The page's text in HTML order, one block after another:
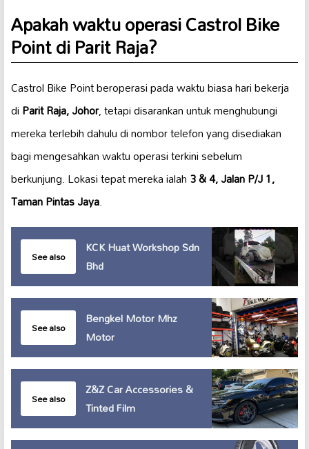
Apakah waktu operasi Castrol Bike
Point di Parit Raja?
Castrol Bike Point beroperasi pada waktu biasa hari bekerja
diParit Raja, Johor, tetapi disarankan untuk menghubungi
mereka terlebih dahulu di nombor telefon yang disediakan
bagi mengesahkan waktu operasi terkini sebelum
berkunjung. Lokasi tepat mereka ialah3 & 4, Jalan P/J 1,
Taman Pintas Jaya.
See also
KCK Huat Workshop Sdn
Bhd
See also
Bengkel Motor Mhz
Motor
See also
Z&Z Car Accessories &
Tinted Film